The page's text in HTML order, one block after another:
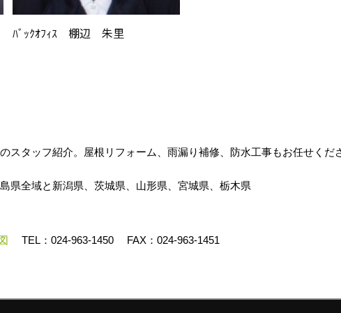
ﾊﾞｯｸｵﾌｨｽ 棚辺 朱里
スタッフ紹介。屋根リフォーム、雨漏り補修、防水工事もお任せくだ
県全域と新潟県、茨城県、山形県、宮城県、栃木県
TEL： 024-963-1450 FAX：024-963-1451